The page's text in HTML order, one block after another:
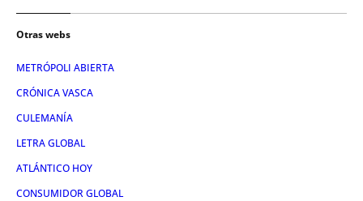
Otras webs
METRÓPOLI ABIERTA
CRÓNICA VASCA
CULEMANÍA
LETRA GLOBAL
ATLÁNTICO HOY
CONSUMIDOR GLOBAL